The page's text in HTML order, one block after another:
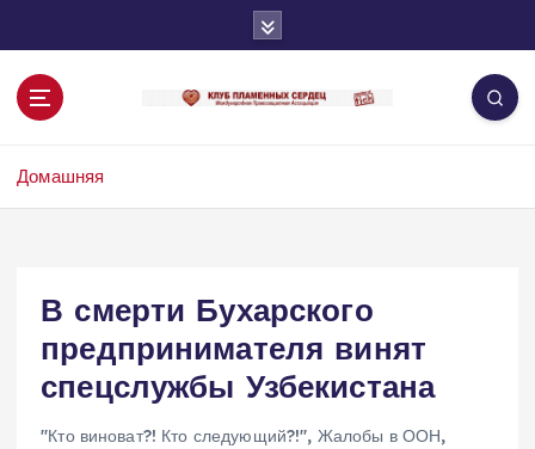
к
Домашняя
В смерти Бухарского
предпринимателя винят
спецслужбы Узбекистана
"Кто виноват?! Кто следующий?!", Жалобы в ООН,